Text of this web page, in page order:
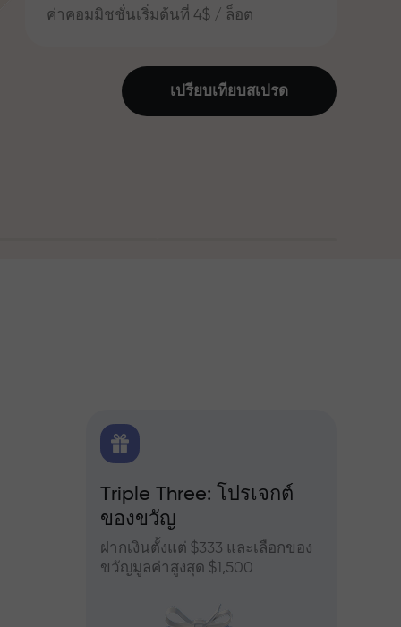
ค่าคอมมิชชั่นเริ่มต้นที่ 4$ / ล็อต
เปรียบเทียบสเปรด
Triple Three: โปรเจกต์
ของขวัญ
ฝากเงินตั้งแต่ $333 และเลือกของ
ขวัญมูลค่าสูงสุด $1,500